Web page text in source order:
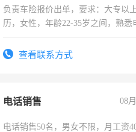
负责车险报价出单，要求：大专以
历，女性，年龄22-35岁之间，熟悉
试用期1-3个月，转正后交纳五险，
查看联系方式
电话销售 08
电话销售50名，男女不限，月工资